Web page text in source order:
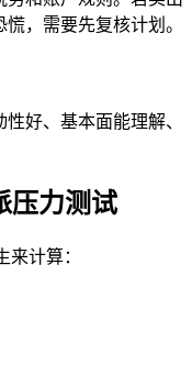
，需要先复核计划。
好、基本面能理解、
压力测试
来计算：